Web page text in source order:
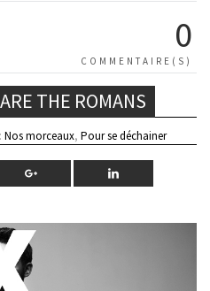
0
COMMENTAIRE(S)
THE ROMANS
Nos morceaux, Pour se déchainer